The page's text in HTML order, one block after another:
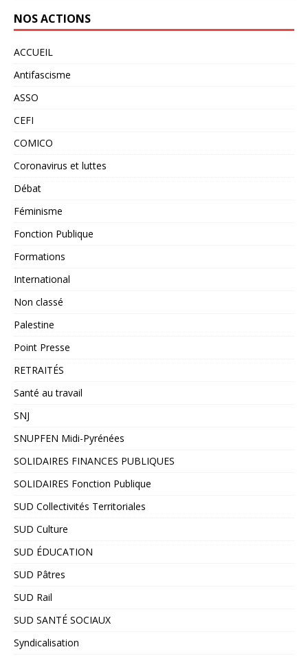
NOS ACTIONS
ACCUEIL
Antifascisme
ASSO
CEFI
COMICO
Coronavirus et luttes
Débat
Féminisme
Fonction Publique
Formations
International
Non classé
Palestine
Point Presse
RETRAITÉS
Santé au travail
SNJ
SNUPFEN Midi-Pyrénées
SOLIDAIRES FINANCES PUBLIQUES
SOLIDAIRES Fonction Publique
SUD Collectivités Territoriales
SUD Culture
SUD ÉDUCATION
SUD Pâtres
SUD Rail
SUD SANTÉ SOCIAUX
Syndicalisation